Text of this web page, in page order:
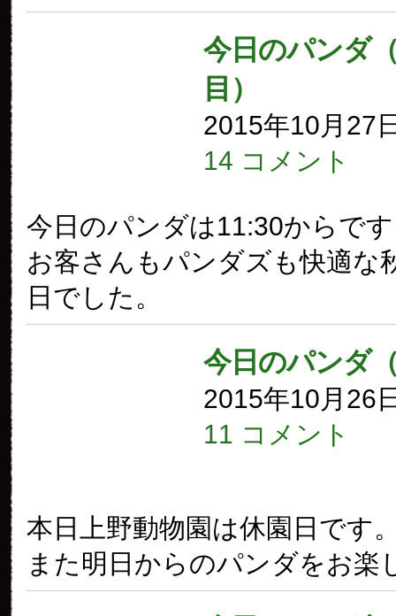
今日のパンダ
目）
2015年10月27
14 コメント
今日のパンダは11:30からで
お客さんもパンダズも快適な
日でした。
今日のパンダ
2015年10月26
11 コメント
本日上野動物園は休園日です
また明日からのパンダをお楽